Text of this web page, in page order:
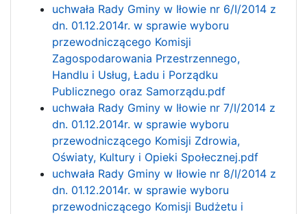
uchwała Rady Gminy w Iłowie nr 6/I/2014 z
dn. 01.12.2014r. w sprawie wyboru
przewodniczącego Komisji
Zagospodarowania Przestrzennego,
Handlu i Usług, Ładu i Porządku
Publicznego oraz Samorządu.pdf
uchwała Rady Gminy w Iłowie nr 7/I/2014 z
dn. 01.12.2014r. w sprawie wyboru
przewodniczącego Komisji Zdrowia,
Oświaty, Kultury i Opieki Społecznej.pdf
uchwała Rady Gminy w Iłowie nr 8/I/2014 z
dn. 01.12.2014r. w sprawie wyboru
przewodniczącego Komisji Budżetu i